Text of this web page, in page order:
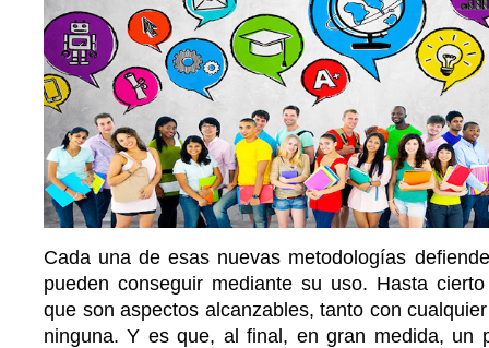
Cada una de esas nuevas metodologías
pueden conseguir mediante su uso. Hasta
que son aspectos alcanzables, tanto con
ninguna. Y es que, al final, en gran medida, un